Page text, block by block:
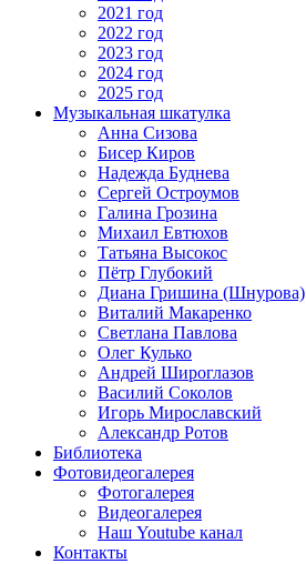
2021 год
2022 год
2023 год
2024 год
2025 год
Музыкальная шкатулка
Анна Сизова
Бисер Киров
Надежда Буднева
Сергей Остроумов
Галина Грозина
Михаил Евтюхов
Татьяна Высокос
Пётр Глубокий
Диана Гришина (Шнурова)
Виталий Макаренко
Светлана Павлова
Олег Кулько
Андрей Широглазов
Василий Соколов
Игорь Мирославский
Александр Ротов
Библиотека
Фотовидеогалерея
Фотогалерея
Видеогалерея
Наш Youtube канал
Контакты